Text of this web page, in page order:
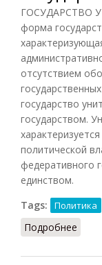
ГОСУДАРСТВО
форма
отсутствием
государство
государством.
политической
федеративного
единством.
Tags:
Политика
Подробнее